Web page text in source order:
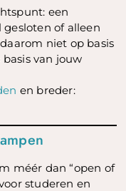
een
of alleen
niet op basis
van jouw
en breder:
méér dan “open of
studeren en